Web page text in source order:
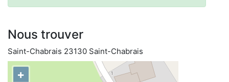
Nous trouver
Saint-Chabrais 23130 Saint-Chabrais
+